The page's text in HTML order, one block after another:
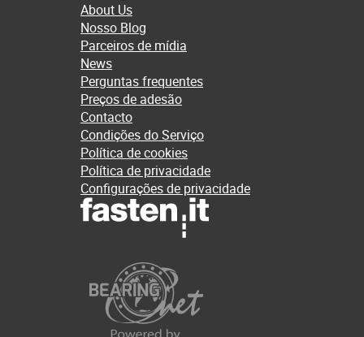
About Us
Nosso Blog
Parceiros de mídia
News
Perguntas frequentes
Preços de adesão
Contacto
Condições do Serviço
Política de cookies
Política de privacidade
Configurações de privacidade